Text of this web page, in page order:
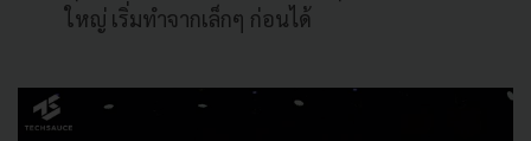
ใหญ่ เริ่มทำจากเล็กๆ ก่อนได้